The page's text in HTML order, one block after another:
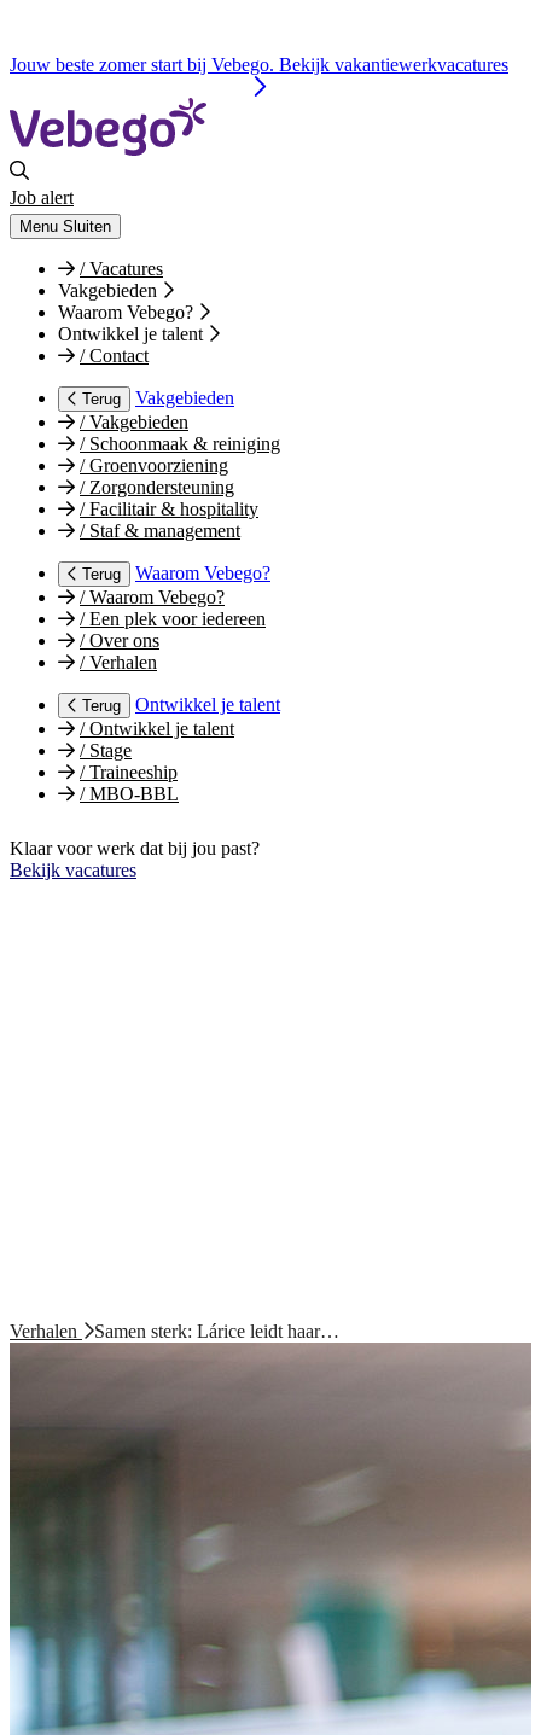
Jouw beste zomer start bij Vebego. Bekijk vakantiewerkvacatures
Job alert
Menu Sluiten
/Vacatures
Vakgebieden
Waarom Vebego?
Ontwikkel je talent
/Contact
Terug
Vakgebieden
/Vakgebieden
/Schoonmaak & reiniging
/Groenvoorziening
/Zorgondersteuning
/Facilitair & hospitality
/Staf & management
Terug
Waarom Vebego?
/Waarom Vebego?
/Een plek voor iedereen
/Over ons
/Verhalen
Terug
Ontwikkel je talent
/Ontwikkel je talent
/Stage
/Traineeship
/MBO-BBL
Klaar voor werk dat bij jou past?
Bekijk vacatures
Verhalen Samen sterk: Lárice leidt haar…